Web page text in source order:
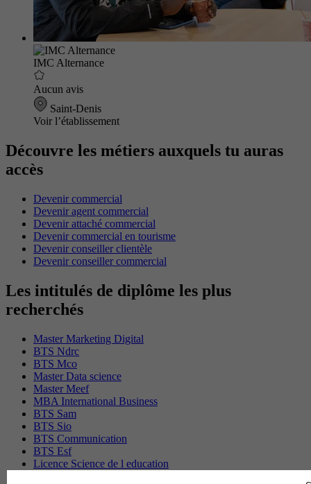
IMC Alternance
Aucun avis
Saint-Denis
Voir l’établissement
Découvre les métiers auxquels tu auras
accès
Devenir commercial
Devenir agent commercial
Devenir attaché commercial
Devenir commercial en tourisme
Devenir conseiller clientèle
Devenir conseiller commercial
Les intitulés de diplôme les plus
recherchés
Master Marketing Digital
BTS Ndrc
BTS Mco
Master Data science
Master Meef
MBA International Business
BTS Sam
BTS Sio
BTS Communication
BTS Esf
Licence Science de l education